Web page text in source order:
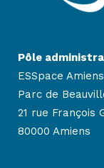
Pôle
ESSpace Amiens
Parc de
21 rue François
80000 Amiens